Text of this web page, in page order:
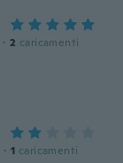
· 2 caricamenti
· 1 caricamenti